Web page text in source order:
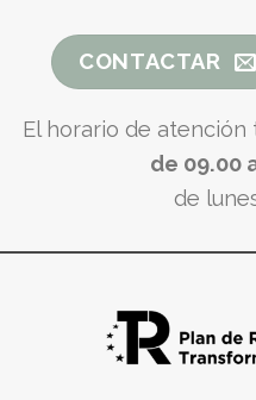
CONTACTAR
El horario de
de 09.00
de